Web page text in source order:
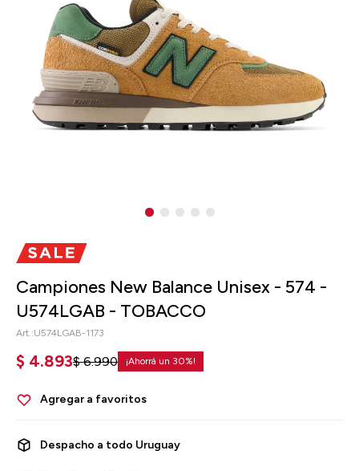
Campiones New Balance Unisex - 574 -
U574LGAB - TOBACCO
U574LGAB-1173
$ 4.893$ 6.990 30
Despacho a todo Uruguay